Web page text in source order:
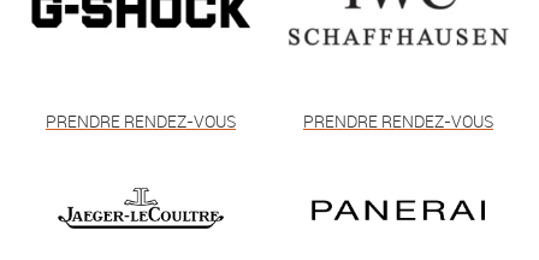
PRENDRE RENDEZ-VOUS PRENDRE RENDEZ-VOUS